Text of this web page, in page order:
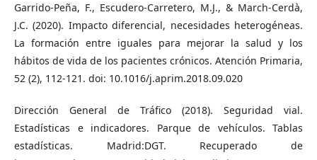
Garrido-Peña, F., Escudero-Carretero, M.J., & March-Cerdà,
J.C. (2020). Impacto diferencial, necesidades heterogéneas.
La formación entre iguales para mejorar la salud y los
hábitos de vida de los pacientes crónicos. Atención Primaria,
52 (2), 112-121. doi: 10.1016/j.aprim.2018.09.020
Dirección General de Tráfico (2018). Seguridad vial.
Estadísticas e indicadores. Parque de vehículos. Tablas
estadísticas. Madrid:DGT. Recuperado de